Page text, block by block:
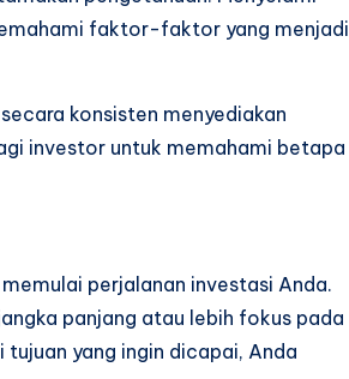
faktor-faktor yang menjadi
konsisten menyediakan
investor untuk memahami betapa
perjalanan investasi Anda.
panjang atau lebih fokus pada
yang ingin dicapai, Anda